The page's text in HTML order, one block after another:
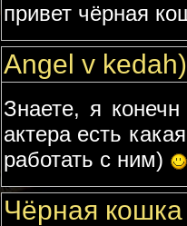
привет чёрная
Angel v
Знаете, я
актера есть
работать с ним)
Чёрная